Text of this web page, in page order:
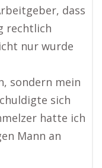
dass
rechtlich
nur wurde
sondern mein
sich
hatte ich
Mann an